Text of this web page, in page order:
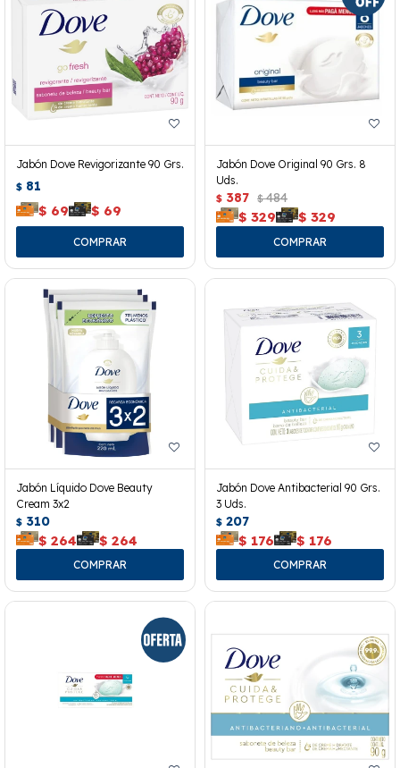
Jabón Dove Revigorizante 90 Grs.
$ 81
$ 69 $ 69
Jabón Dove Original 90 Grs. 8
Uds.
$ 387 $ 484
$ 329 $ 329
Jabón Líquido Dove Beauty
Cream 3x2
$ 310
$ 264 $ 264
Jabón Dove Antibacterial 90 Grs.
3 Uds.
$ 207
$ 176 $ 176